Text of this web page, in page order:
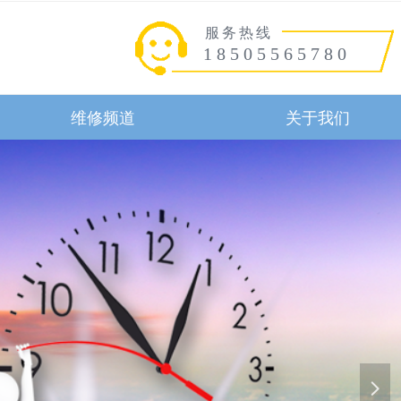
服务热线
18505565780
维修频道 关于我们
넲